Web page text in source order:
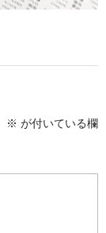
※ が付いている欄